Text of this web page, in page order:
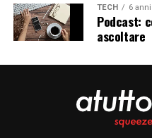
TECH 6
Podcast:
ascoltare